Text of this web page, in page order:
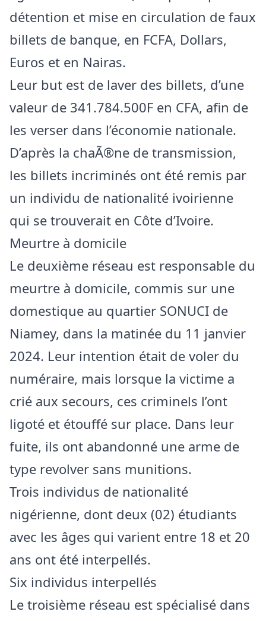
détention et mise en circulation de faux
billets de banque, en FCFA, Dollars,
Euros et en Nairas.
Leur but est de laver des billets, d’une
valeur de 341.784.500F en CFA, afin de
les verser dans l’économie nationale.
D’après la chaÃ®ne de transmission,
les billets incriminés ont été remis par
un individu de nationalité ivoirienne
qui se trouverait en Côte d’Ivoire.
Meurtre à domicile
Le deuxième réseau est responsable du
meurtre à domicile, commis sur une
domestique au quartier SONUCI de
Niamey, dans la matinée du 11 janvier
2024. Leur intention était de voler du
numéraire, mais lorsque la victime a
crié aux secours, ces criminels l’ont
ligoté et étouffé sur place. Dans leur
fuite, ils ont abandonné une arme de
type revolver sans munitions.
Trois individus de nationalité
nigérienne, dont deux (02) étudiants
avec les âges qui varient entre 18 et 20
ans ont été interpellés.
Six individus interpellés
Le troisième réseau est spécialisé dans